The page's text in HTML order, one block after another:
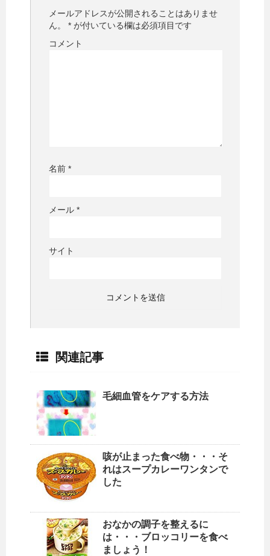
メールアドレスが公開されることはありませ
ん。
* が付いている欄は必須項目です
コメント
名前 *
メール *
サイト
関連記事
毛細血管をケアする方法
咳が止まった食べ物・・・そ
れはスープカレーワンタンで
した
おなかの調子を整えるに
は・・・ブロッコリーを食べ
ましょう！